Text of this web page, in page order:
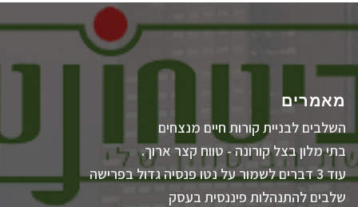
מאמרים
השלבים לבניית קורות חיים מנצחים
בתי מלון בצל קורונה - טווח קצר ארוך.
עוד 3 דברים לשמור על נטו פנסיה גדול בפרישה
שלבים להתנהלות פיננסית בעסק